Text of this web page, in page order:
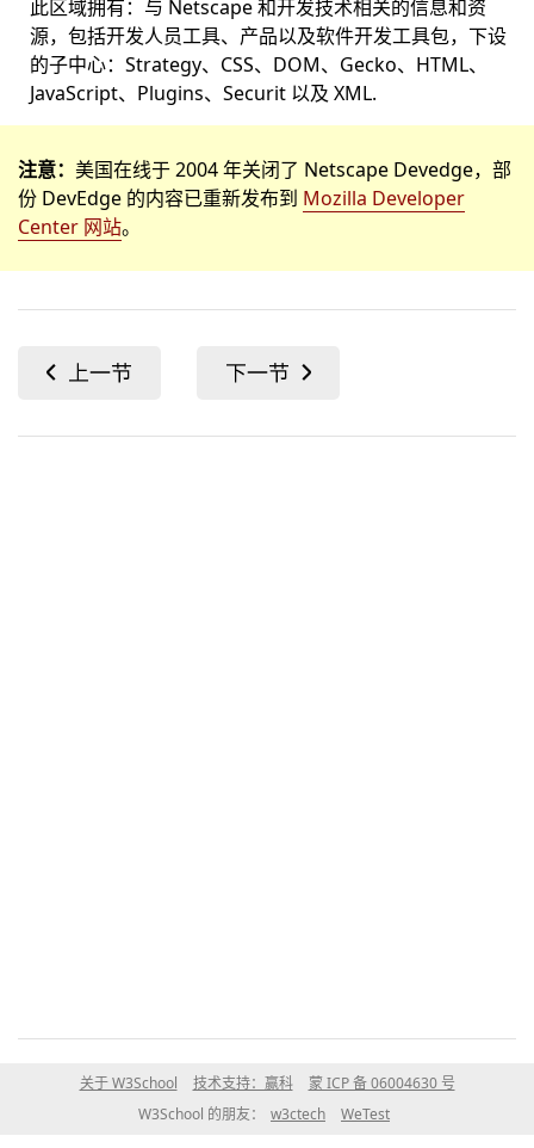
此区域拥有：与 Netscape 和开发技术相关的信息和资
源，包括开发人员工具、产品以及软件开发工具包，下设
的子中心：Strategy、CSS、DOM、Gecko、HTML、
JavaScript、Plugins、Securit 以及 XML.
注意： 美国在线于 2004 年关闭了 Netscape Devedge，部
份 DevEdge 的内容已重新发布到 Mozilla Developer
Center 网站。
关于 W3School 技术支持：赢科
蒙 ICP 备 06004630 号
W3School 的朋友：
w3ctech WeTest